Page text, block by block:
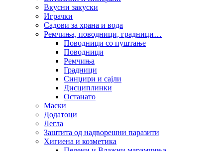
Вкусни закуски
Играчки
Садови за храна и вода
Ремчиња, поводници, градници…
Поводници со пуштање
Поводници
Ремчиња
Градници
Синџири и сајли
Дисциплинки
Останато
Маски
Додатоци
Легла
Заштита од надворешни паразити
Хигиена и козметика